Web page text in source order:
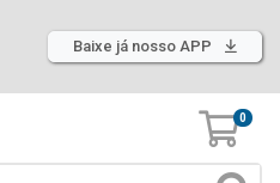
Baixe já nosso APP
0